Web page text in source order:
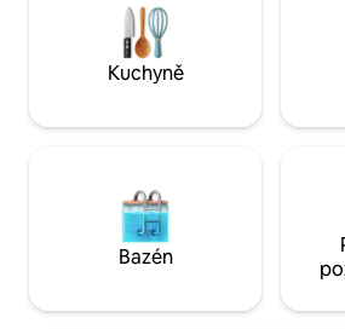
vzdálenou 1 minutu jízdy autem, 8
chůze, kde můžete zaparkovat lodě za
85 USD za den, platí podmínky.
Kuchyně
Bazén